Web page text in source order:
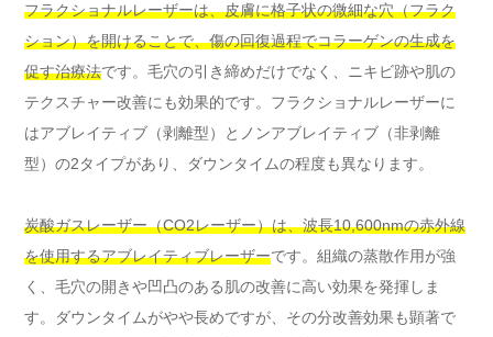
フラクショナルレーザーは、皮膚に格子状の微細な穴（フラク
ション）を開けることで、傷の回復過程でコラーゲンの生成を
促す治療法です。毛穴の引き締めだけでなく、ニキビ跡や肌の
テクスチャー改善にも効果的です。フラクショナルレーザーに
はアブレイティブ（剥離型）とノンアブレイティブ（非剥離
型）の2タイプがあり、ダウンタイムの程度も異なります。
炭酸ガスレーザー（CO2レーザー）は、波長10,600nmの赤外線
を使用するアブレイティブレーザーです。組織の蒸散作用が強
く、毛穴の開きや凹凸のある肌の改善に高い効果を発揮しま
す。ダウンタイムがやや長めですが、その分改善効果も顕著で